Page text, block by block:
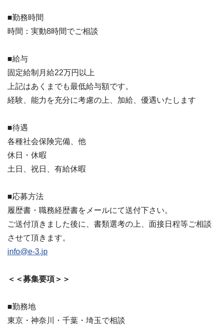
■勤務時間
時間：実動8時間でご相談
■給与
固定給制月給22万円以上
上記はあくまでも最低給与額です。
経験、能力を充分に考慮の上、加給、優遇いたします
■待遇
各種社会保険完備、他
休日・休暇
土日、祝日、有給休暇
■応募方法
履歴書・職務経歴書をメールにて送付下さい。
ご送付頂きました後に、書類選考の上、面接日程等ご相談
させて頂きます。
info@e-3.jp
＜＜募集要項＞＞
■勤務地
東京・神奈川・千葉・埼玉で相談